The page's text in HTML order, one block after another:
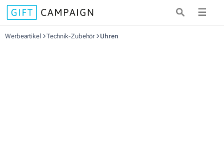
☰
Werbeartikel Technik-Zubehör Uhren